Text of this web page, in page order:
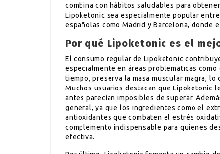
combina con hábitos saludables para
Lipoketonic sea especialmente popular
españolas como Madrid y Barcelona, donde
Por qué Lipoketonic es el
El consumo regular de Lipoketonic
especialmente en áreas problemáticas
tiempo, preserva la masa muscular magra,
Muchos usuarios destacan que Lipoketonic
antes parecían imposibles de superar.
general, ya que los ingredientes como el
antioxidantes que combaten el estrés
complemento indispensable para quienes
efectiva.